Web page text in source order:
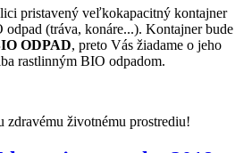
pristavený veľkokapacitný kontajner
(tráva, konáre...). Kontajner bude
ODPAD, preto Vás žiadame o jeho
rastlinným BIO odpadom.
zdravému životnému prostrediu!